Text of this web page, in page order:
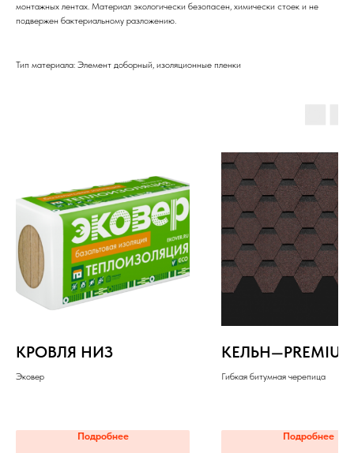
монтажных лентах. Материал экологически безопасен, химически стоек и не
подвержен бактериальному разложению.
Тип материала: Элемент доборный, изоляционные пленки
КРОВЛЯ НИЗ
Эковер
Подробнее
КЕЛЬН—PREMIUM
Гибкая битумная черепица
Подробнее